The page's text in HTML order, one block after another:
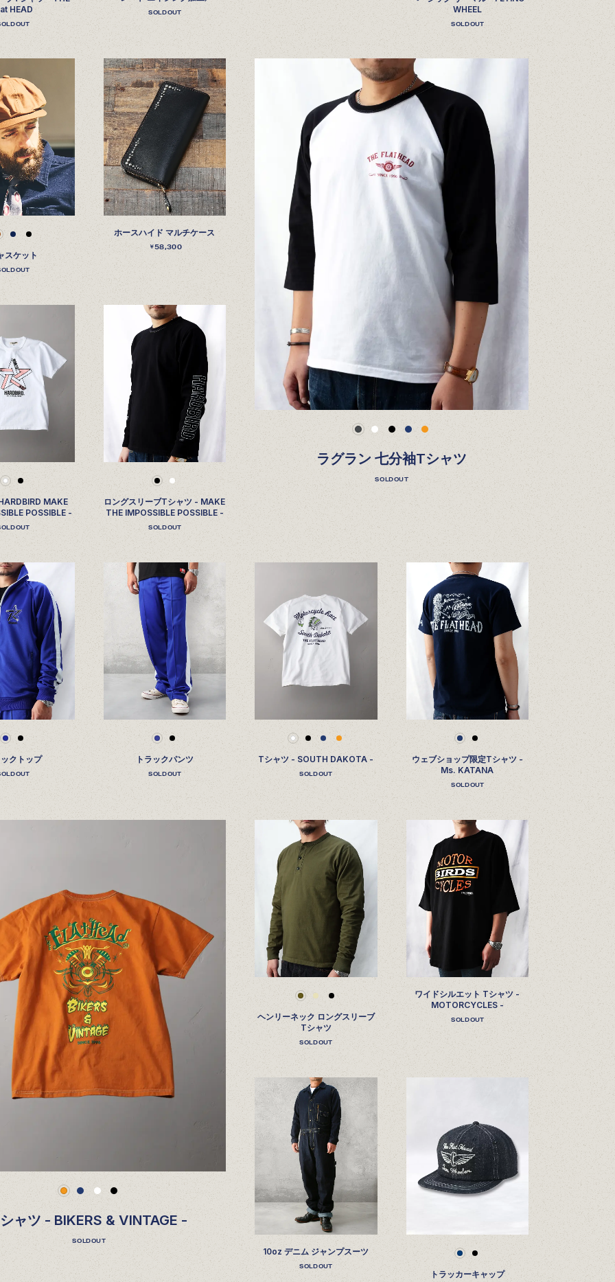
HEAD
SOLDOUT
WHEEL
SOLDOUT
ラグラン 七分袖Tシャツ
SOLDOUT
スケット
ホースハイド マルチケース
￥58,300
MAKE
POSSIBLE -
ロングスリーブTシャツ - MAKE
THE IMPOSSIBLE POSSIBLE -
SOLDOUT
クトップ トラックパンツ
SOLDOUT
Tシャツ - SOUTH DAKOTA -
SOLDOUT
ウェブショップ限定Tシャツ -
Ms. KATANA
SOLDOUT
ャツ - BIKERS & VINTAGE -
SOLDOUT
ヘンリーネック ロングスリーブ
Tシャツ
SOLDOUT
ワイドシルエット Tシャツ -
MOTORCYCLES -
SOLDOUT
10oz デニム ジャンプスーツ
SOLDOUT
トラッカーキャップ